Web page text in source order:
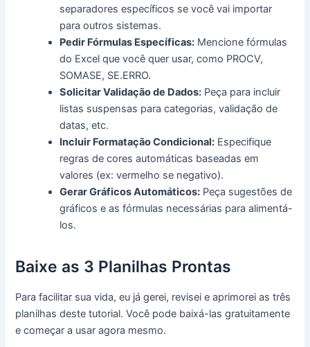
separadores específicos se você vai importar
para outros sistemas.
Pedir Fórmulas Específicas: Mencione fórmulas
do Excel que você quer usar, como PROCV,
SOMASE, SE.ERRO.
Solicitar Validação de Dados: Peça para incluir
listas suspensas para categorias, validação de
datas, etc.
Incluir Formatação Condicional: Especifique
regras de cores automáticas baseadas em
valores (ex: vermelho se negativo).
Gerar Gráficos Automáticos: Peça sugestões de
gráficos e as fórmulas necessárias para alimentá-
los.
Baixe as 3 Planilhas Prontas
Para facilitar sua vida, eu já gerei, revisei e aprimorei as três
planilhas deste tutorial. Você pode baixá-las gratuitamente
e começar a usar agora mesmo.